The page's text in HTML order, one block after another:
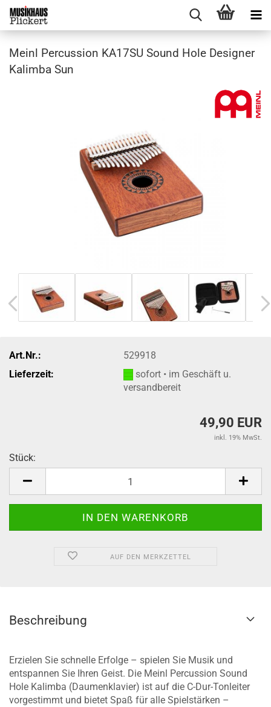
Meinl Percussion KA17SU Sound Hole Designer
Kalimba Sun
Art.Nr.:
529918
Lieferzeit:
sofort • im Geschäft u.
versandbereit
49,90 EUR
inkl. 19% MwSt.
Stück:
AUF DEN MERKZETTEL
Beschreibung
Erzielen Sie schnelle Erfolge – spielen Sie Musik und
entspannen Sie Ihren Geist. Die Meinl Percussion Sound
Hole Kalimba (Daumenklavier) ist auf die C-Dur-Tonleiter
vorgestimmt und bietet Spaß für alle Spielstärken –